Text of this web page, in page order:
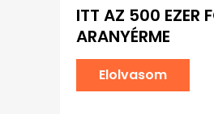
ITT AZ 500 EZER
ARANYÉRME
Elolvasom